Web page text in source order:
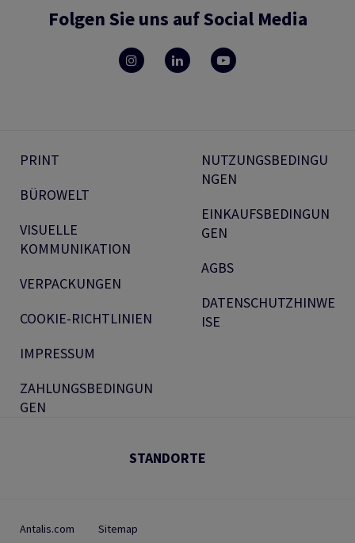
Folgen Sie uns auf Social Media
PRINT
BÜROWELT
VISUELLE
KOMMUNIKATION
VERPACKUNGEN
COOKIE-RICHTLINIEN
IMPRESSUM
ZAHLUNGSBEDINGUN
GEN
NUTZUNGSBEDINGU
NGEN
EINKAUFSBEDINGUN
GEN
AGBS
DATENSCHUTZHINWE
ISE
STANDORTE
Antalis.com Sitemap